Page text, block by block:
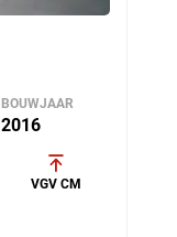
BOUWJAAR
2016
VGV CM